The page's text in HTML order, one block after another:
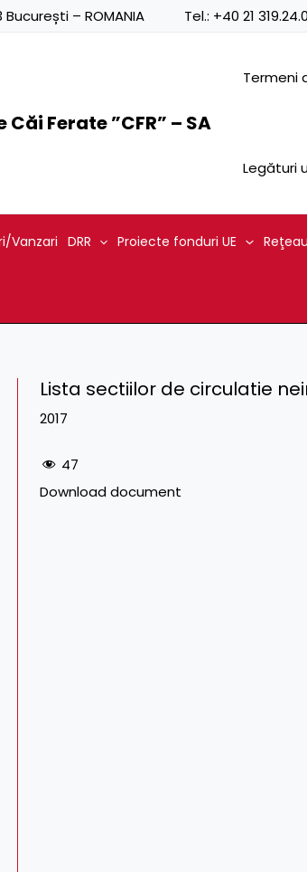
– ROMANIA Tel.: +40 21
Ferate ”CFR” – SA
Termeni
Legături
Vanzari DRR Proiecte fonduri UE
Lista sectiilor de circulatie
2017
47
Download document